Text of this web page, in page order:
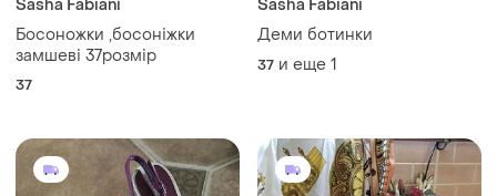
Sasha Fabiani
Босоножки ,босоніжки
замшеві 37розмір
37
Sasha Fabiani
Деми ботинки
37 и еще 1